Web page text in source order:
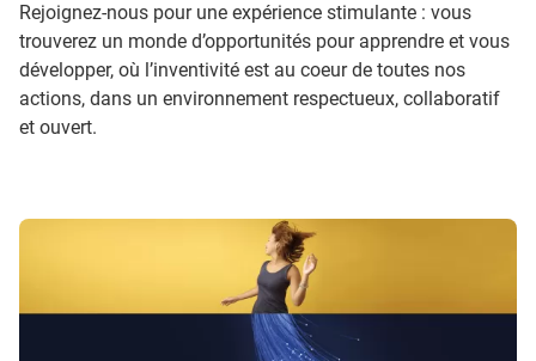
Rejoignez-nous pour une expérience stimulante : vous
trouverez un monde d’opportunités pour apprendre et vous
développer, où l’inventivité est au coeur de toutes nos
actions, dans un environnement respectueux, collaboratif
et ouvert.